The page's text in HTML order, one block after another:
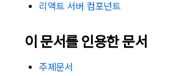
리액트 서버 컴포넌트
이 문서를 인용한 문서
주제문서